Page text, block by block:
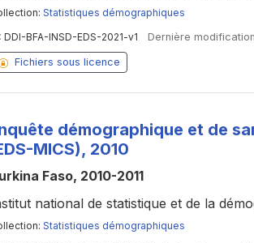
Statistiques démographiques
DDI-BFA-INSD-EDS-2021-v1 Dernière
Fichiers sous licence
démographique et de
MICS), 2010
Faso, 2010-2011
national de statistique et de la
Statistiques démographiques